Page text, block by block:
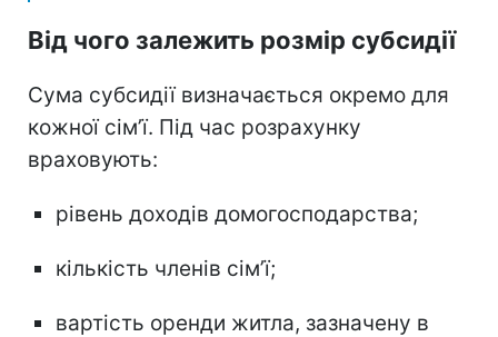
Від чого залежить розмір субсидії
Сума субсидії визначається окремо для
кожної сім’ї. Під час розрахунку
враховують:
рівень доходів домогосподарства;
кількість членів сім’ї;
вартість оренди житла, зазначену в